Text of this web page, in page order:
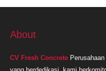
About
CV Fresh Concrete